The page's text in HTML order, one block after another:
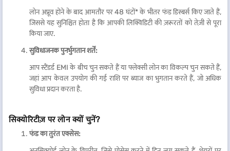
लोन अप्रूव होने के बाद आमतौर पर 48 घंटों* के भीतर फंड डिस्बर्स किए जाते हैं,
जिससे यह सुनिश्चित होता है कि आपकी लिक्विडिटी की ज़रूरतों को तेज़ी से पूरा
किया जाए.
सुविधाजनक पुनर्भुगतान शर्तें:
आप स्टैंडर्ड EMI के बीच चुन सकते हैं या फ्लेक्सी लोन का विकल्प चुन सकते हैं,
जहां आप केवल उपयोग की गई राशि पर ब्याज का भुगतान करते हैं, जो अधिक
सुविधा प्रदान करता है.
सिक्योरिटीज़ पर लोन क्यों चुनें?
फंड का तुरंत एक्सेस: